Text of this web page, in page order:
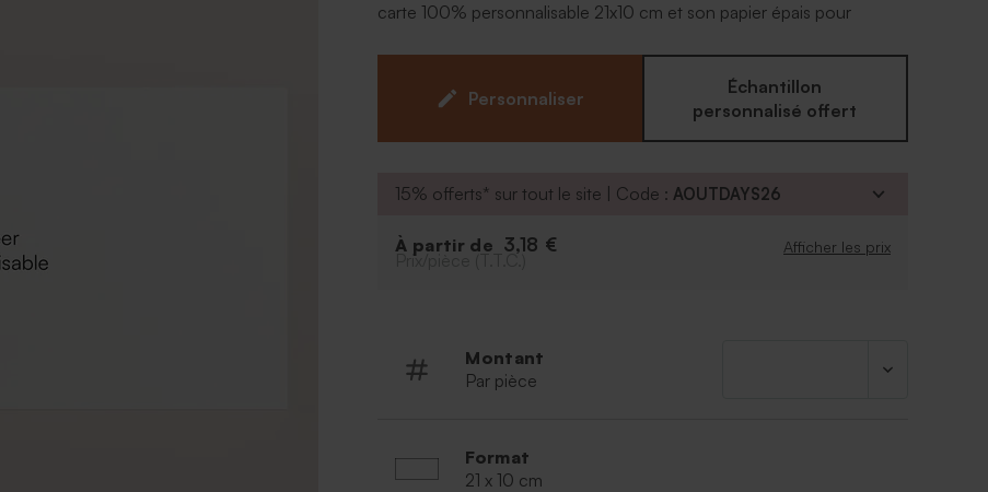
carte 100% personnalisable 21x10 cm et son papier épais pour
ligne.
Papier 800gr
Personnaliser
Échantillon
personnalisé offert
15% offerts* sur tout le site | Code :AOUTDAYS26
À partir de 3,18 € Afficher les prix
Prix/pièce (T.T.C.)
Montant
Par pièce
Format
21 x 10 cm